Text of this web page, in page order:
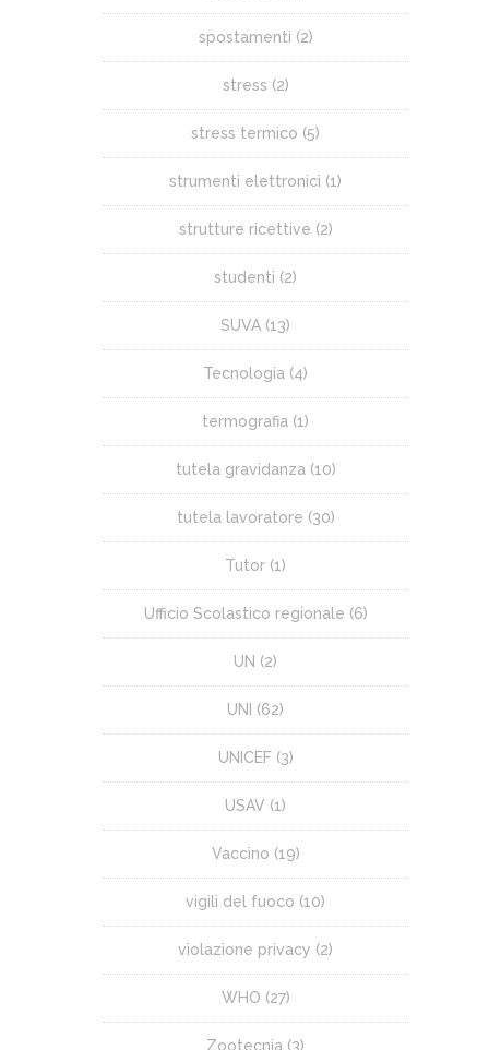
spostamenti (2)
stress (2)
stress termico (5)
strumenti elettronici (1)
strutture ricettive (2)
studenti (2)
SUVA (13)
Tecnologia (4)
termografia (1)
tutela gravidanza(10)
tutela lavoratore (30)
Tutor (1)
Ufficio Scolastico regionale (6)
UN (2)
UNI (62)
UNICEF(3)
USAV (1)
Vaccino (19)
vigili del fuoco (10)
violazione privacy (2)
WHO (27)
Zootecnia (3)